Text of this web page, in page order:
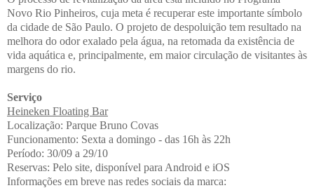
Novo Rio Pinheiros, cuja meta é recuperar este importante símbolo
da cidade de São Paulo. O projeto de despoluição tem resultado na
melhora do odor exalado pela água, na retomada da existência de
vida aquática e, principalmente, em maior circulação de visitantes às
margens do rio.
Serviço
Heineken Floating Bar
Localização: Parque Bruno Covas
Funcionamento: Sexta a domingo - das 16h às 22h
Período: 30/09 a 29/10
Reservas: Pelo site, disponível para Android e iOS
Informações em breve nas redes sociais da marca: